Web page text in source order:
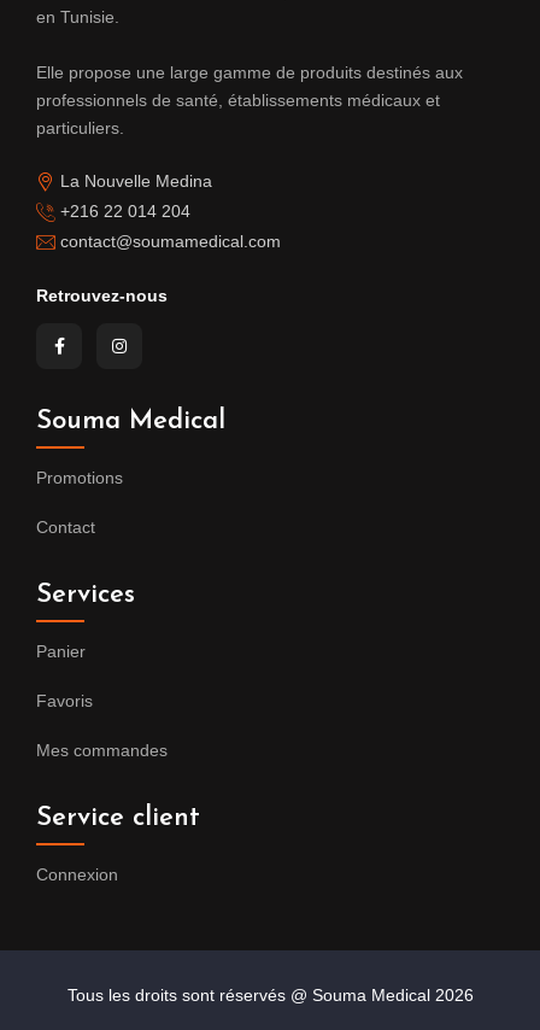
en Tunisie.
Elle propose une large gamme de produits destinés aux
professionnels de santé, établissements médicaux et
particuliers.
La Nouvelle Medina
+216 22 014 204
contact@soumamedical.com
Retrouvez-nous
Souma Medical
Promotions
Contact
Services
Panier
Favoris
Mes commandes
Service client
Connexion
Tous les droits sont réservés @ Souma Medical 2026